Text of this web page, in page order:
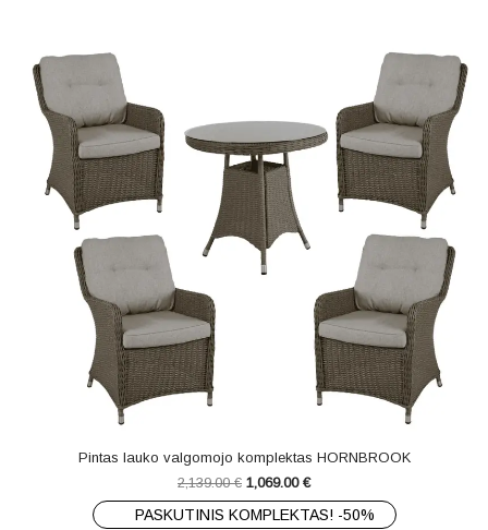
Pintas lauko valgomojo komplektas HORNBROOK
2,139.00€ 1,069.00 €
PASKUTINIS KOMPLEKTAS! -50%